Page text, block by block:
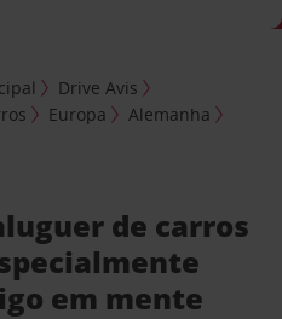
Drive Avis
Europa
Alemanha
de carros
em mente